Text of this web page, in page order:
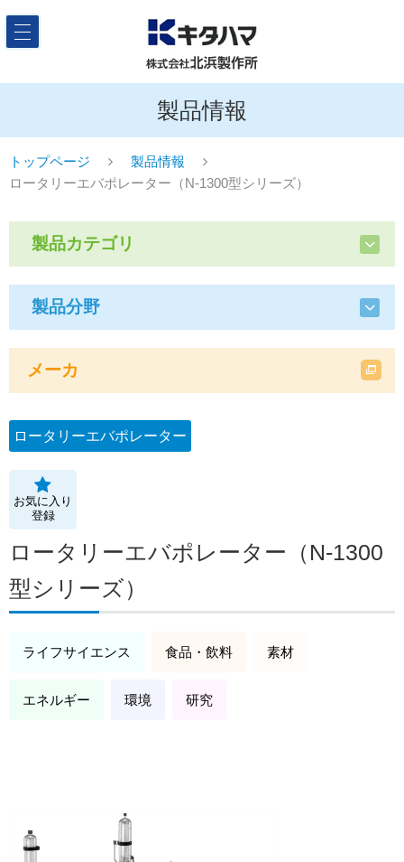
製品情報
トップページ
製品情報
ロータリーエバポレーター（N-1300型シリーズ）
製品カテゴリ
製品分野
メーカ
ロータリーエバポレーター
お気に入り
登録
ロータリーエバポレーター（N-1300
型シリーズ）
ライフサイエンス 食品・飲料 素材
エネルギー 環境 研究